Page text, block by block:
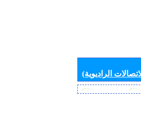
الراديوية)